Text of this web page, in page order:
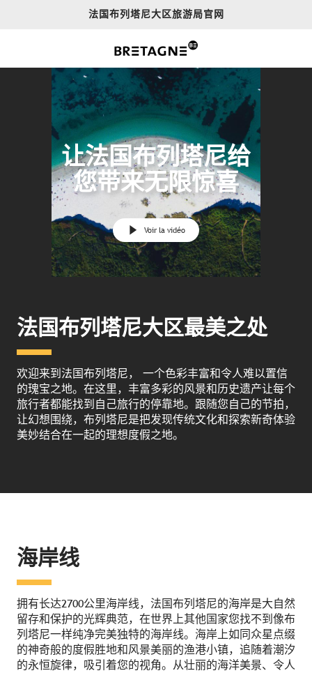
法国布列塔尼大区旅游局官网
让法国布列塔尼给
您带来无限惊喜
Voir la vidéo
法国布列塔尼大区最美之处
欢迎来到法国布列塔尼， 一个色彩丰富和令人难以置信
的瑰宝之地。在这里，丰富多彩的风景和历史遗产让每个
旅行者都能找到自己旅行的停靠地。跟随您自己的节拍，
让幻想围绕，布列塔尼是把发现传统文化和探索新奇体验
美妙结合在一起的理想度假之地。
海岸线
拥有长达2700公里海岸线，法国布列塔尼的海岸是大自然
留存和保护的光辉典范，在世界上其他国家您找不到像布
列塔尼一样纯净完美独特的海岸线。海岸上如同众星点缀
的神奇般的度假胜地和风景美丽的渔港小镇，追随着潮汐
的永恒旋律，吸引着您的视角。从壮丽的海洋美景、令人